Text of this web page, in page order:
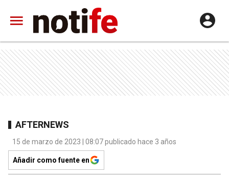
AFTERNEWS
15 de marzo de 2023 | 08:07 publicado hace 3 años
Añadir como fuente en